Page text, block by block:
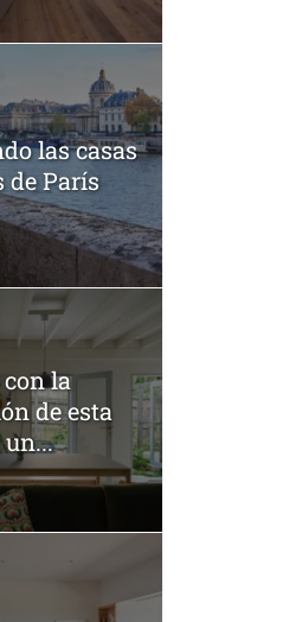
las casas
de París
la
de esta
un...